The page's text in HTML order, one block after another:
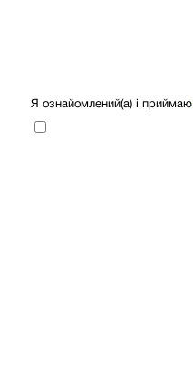
Я ознайомлений(а) і приймаю